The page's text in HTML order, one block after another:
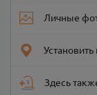
Личные
Здесь